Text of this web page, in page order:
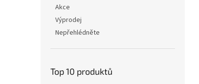
Akce
Výprodej
Nepřehlédněte
Top 10 produktů